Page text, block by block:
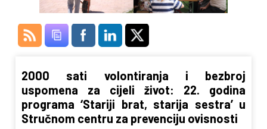
2000 sati volontiranja i bezbroj
uspomena za cijeli život: 22. godina
programa ‘Stariji brat, starija sestra’ u
Stručnom centru za prevenciju ovisnosti